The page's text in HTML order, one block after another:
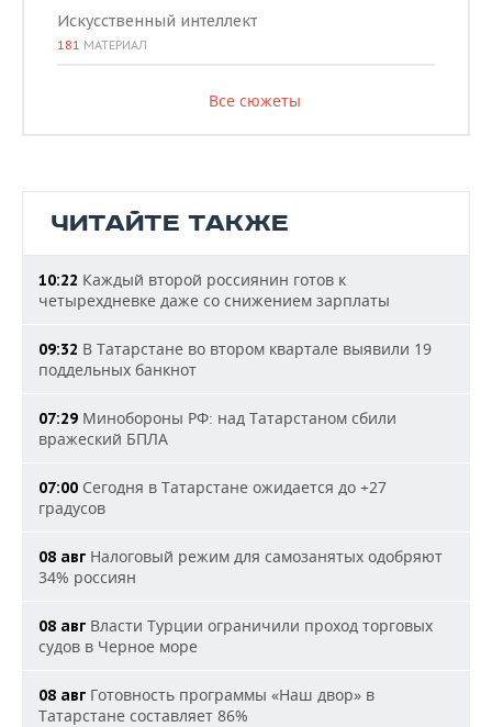
Искусственный интеллект
181 МАТЕРИАЛ
Все сюжеты
ЧИТАЙТЕ ТАКЖЕ
10:22 Каждый второй россиянин готов к
четырехдневке даже со снижением зарплаты
09:32 В Татарстане во втором квартале выявили 19
поддельных банкнот
07:29 Минобороны РФ: над Татарстаном сбили
вражеский БПЛА
07:00 Сегодня в Татарстане ожидается до +27
градусов
08 авг Налоговый режим для самозанятых одобряют
34% россиян
08 авг Власти Турции ограничили проход торговых
судов в Черное море
08 авг Готовность программы «Наш двор» в
Татарстане составляет 86%